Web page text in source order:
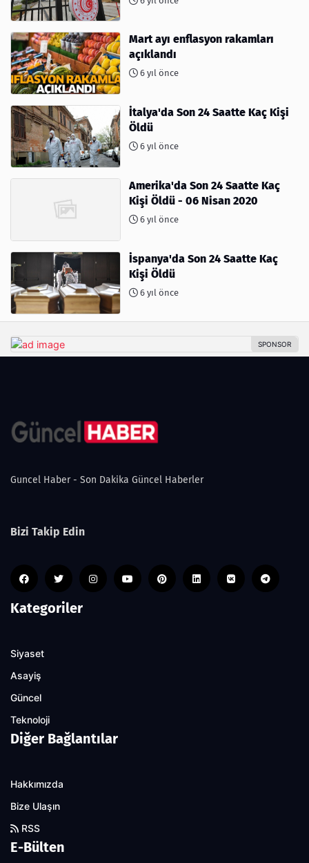
Mart ayı enflasyon rakamları
açıklandı
6 yıl önce
İtalya'da Son 24 Saatte Kaç Kişi
Öldü
6 yıl önce
Amerika'da Son 24 Saatte Kaç
Kişi Öldü - 06 Nisan 2020
6 yıl önce
İspanya'da Son 24 Saatte Kaç
Kişi Öldü
6 yıl önce
Guncel Haber - Son Dakika Güncel Haberler
Bizi Takip Edin
Kategoriler
Siyaset
Asayiş
Güncel
Teknoloji
Diğer Bağlantılar
Hakkımızda
Bize Ulaşın
RSS
E-Bülten